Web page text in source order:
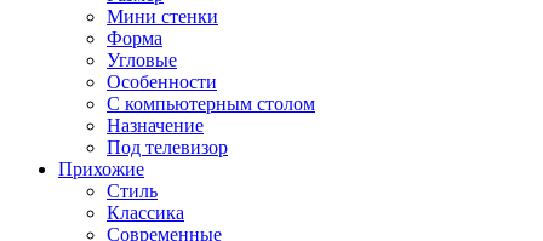
Мини стенки
Форма
Угловые
Особенности
С компьютерным столом
Назначение
Под телевизор
Прихожие
Стиль
Классика
Современные